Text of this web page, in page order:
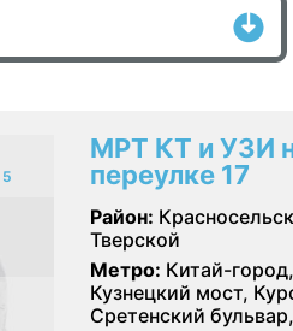
5
МРТ КТ и УЗИ
переулке 17
Район:
Тверской
Метро: Китай-
Кузнецкий мост,
Сретенский